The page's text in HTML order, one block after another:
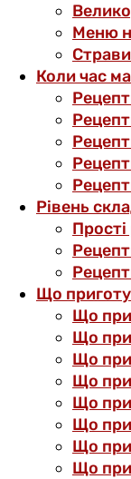
Меню
Коли час
Рівень
Що
Що
Що
Що
Що
Що
Що
Що
Що